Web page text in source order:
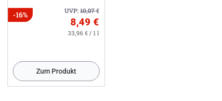
UVP:10,07€
-16%
8,49 €
33,96 € / 1 l
Zum Produkt